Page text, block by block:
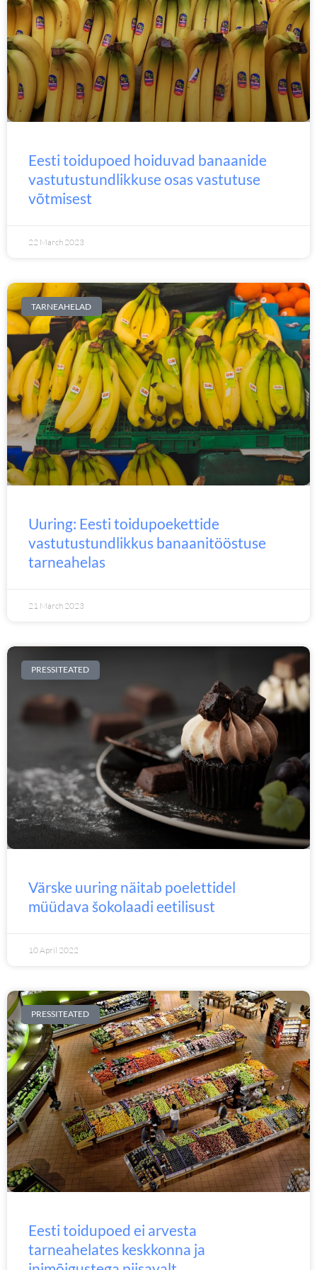
Eesti toidupoed hoiduvad banaanide
vastutustundlikkuse osas vastutuse
võtmisest
22 March 2023
TARNEAHELAD
Uuring: Eesti toidupoekettide
vastutustundlikkus banaanitööstuse
tarneahelas
21 March 2023
PRESSITEATED
Värske uuring näitab poelettidel
müüdava šokolaadi eetilisust
10 April 2022
PRESSITEATED
Eesti toidupoed ei arvesta
tarneahelates keskkonna ja